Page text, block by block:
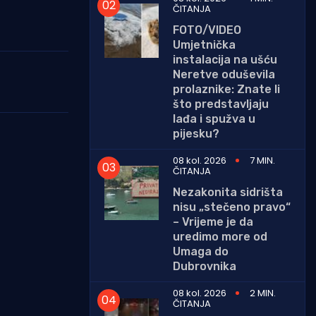
ČITANJA
FOTO/VIDEO
Umjetnička
instalacija na ušću
Neretve oduševila
prolaznike: Znate li
što predstavljaju
lađa i spužva u
pijesku?
08 kol. 2026
7 MIN.
ČITANJA
Nezakonita sidrišta
nisu „stečeno pravo“
– Vrijeme je da
uredimo more od
Umaga do
Dubrovnika
08 kol. 2026
2 MIN.
ČITANJA